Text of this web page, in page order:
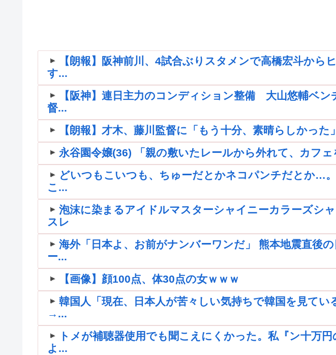
【朗報】阪神前川、4試合ぶりスタメンで高橋宏斗から
す...
【阪神】連日主力のコンディション整備 大山悠輔ベン
督...
【朗報】才木、藤川監督に「もう十分、素晴らしかった
永谷園令嬢(36) 「親の敷いたレールから外れて、カフ
どいつもこいつも、ちゅーだとかネコパンチだとか…
こ...
泡沫に染まるアイドルマスターシャイニーカラーズシ
スレ
海外「日本よ、お前がナンバーワンだ」 熊本地震直後
ー...
【画像】顔100点、体30点の女ｗｗｗ
韓国人「現在、日本人が苦々しい気持ちで韓国を見てい
→...
トメが補聴器使用でも聞こえにくかった。私『ン十万円
よ...